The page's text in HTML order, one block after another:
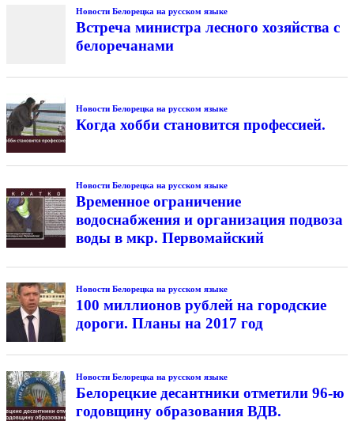
Новости Белорецка на русском языке
Встреча министра лесного хозяйства с
белоречанами
Новости Белорецка на русском языке
Когда хобби становится профессией.
Новости Белорецка на русском языке
Временное ограничение
водоснабжения и организация подвоза
воды в мкр. Первомайский
Новости Белорецка на русском языке
100 миллионов рублей на городские
дороги. Планы на 2017 год
Новости Белорецка на русском языке
Белорецкие десантники отметили 96-ю
годовщину образования ВДВ.